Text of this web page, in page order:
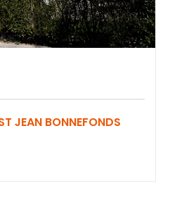
JEAN BONNEFONDS